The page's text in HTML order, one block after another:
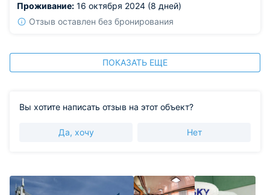
рядом с кроватью для чтения.
Проживание: 16 октября 2024 (8 дней)
Отзыв оставлен без бронирования
ПОКАЗАТЬ ЕЩЕ
Вы хотите написать отзыв на этот объект?
Да, хочу Нет